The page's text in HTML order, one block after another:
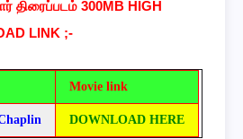
திரைப்படம் 300MB HIGH
LINK ;-
Movie link
DOWNLOAD HERE